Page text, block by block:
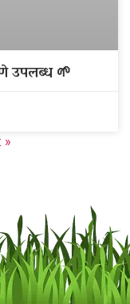
उपलब्ध 🌱